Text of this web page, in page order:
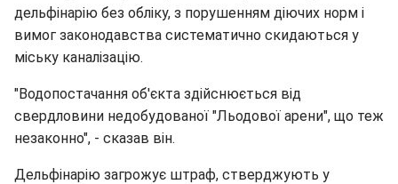
дельфінарію без обліку, з порушенням діючих норм і
вимог законодавства систематично скидаються у
міську каналізацію.
"Водопостачання об'єкта здійснюється від
свердловини недобудованої "Льодової арени", що теж
незаконно", - сказав він.
Дельфінарію загрожує штраф, стверджують у